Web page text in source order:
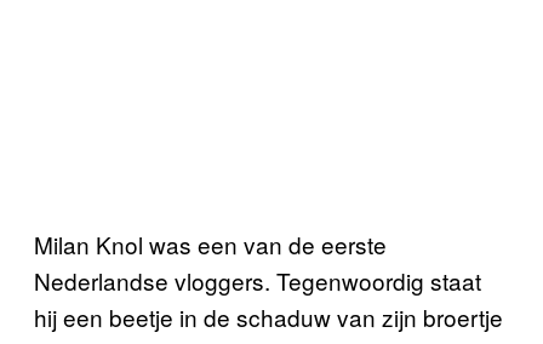
Milan Knol was een van de eerste
Nederlandse vloggers. Tegenwoordig staat
hij een beetje in de schaduw van zijn broertje